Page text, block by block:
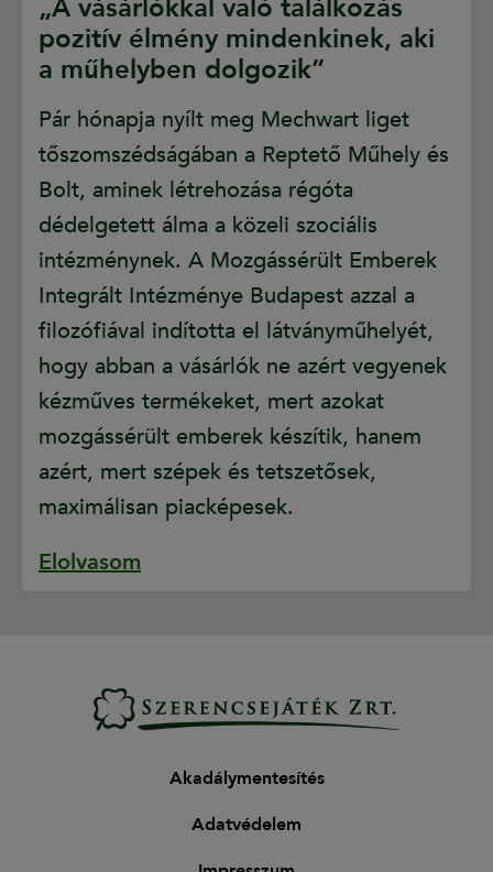
„A vásárlókkal való találkozás
pozitív élmény mindenkinek, aki
a műhelyben dolgozik”
Pár hónapja nyílt meg Mechwart liget
tőszomszédságában a Reptető Műhely és
Bolt, aminek létrehozása régóta
dédelgetett álma a közeli szociális
intézménynek. A Mozgássérült Emberek
Integrált Intézménye Budapest azzal a
filozófiával indította el látványműhelyét,
hogy abban a vásárlók ne azért vegyenek
kézműves termékeket, mert azokat
mozgássérült emberek készítik, hanem
azért, mert szépek és tetszetősek,
maximálisan piacképesek.
Elolvasom
Akadálymentesítés
Adatvédelem